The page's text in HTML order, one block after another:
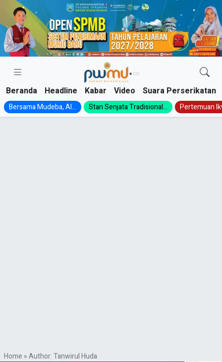
Skip
content
Beranda Headline Kabar Video Suara Perserikatan
Bersama Mudeba, Al... Stan Senjata Tradisional... Pertemuan
Home »Author: Tanwirul Huda